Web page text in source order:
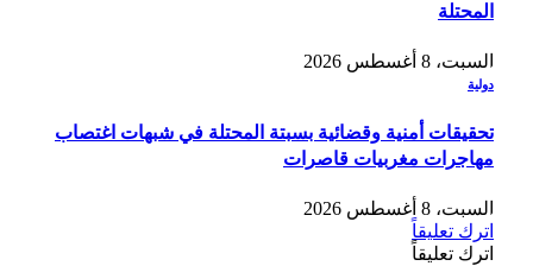
المحتلة
السبت، 8 أغسطس 2026
دولية
تحقيقات أمنية وقضائية بسبتة المحتلة في شبهات اغتصاب
مهاجرات مغربيات قاصرات
السبت، 8 أغسطس 2026
اترك تعليقاً
اترك تعليقاً